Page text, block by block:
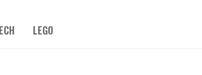
LEGO